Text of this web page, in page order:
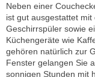
Neben einer
ist gut ausgestattet
Geschirrspüler sowie
Küchengeräte wie
gehören natürlich zur
Fenster gelangen Sie
sonnigen Stunden mit